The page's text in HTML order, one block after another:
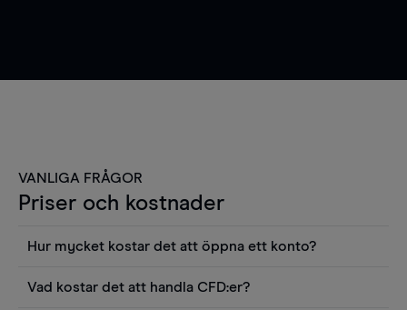
VANLIGA FRÅGOR
Priser och kostnader
Hur mycket kostar det att öppna ett konto?
Vad kostar det att handla CFD:er?